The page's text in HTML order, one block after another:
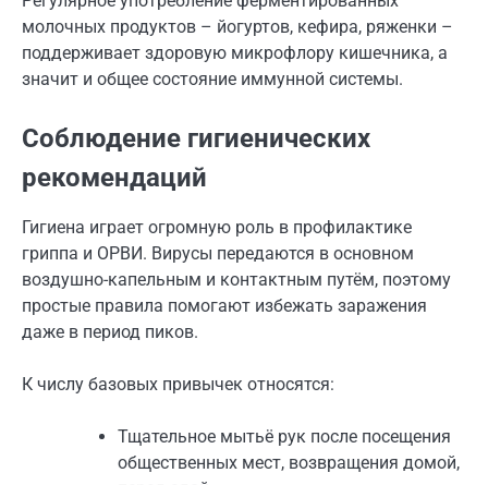
молочных продуктов – йогуртов, кефира, ряженки –
поддерживает здоровую микрофлору кишечника, а
значит и общее состояние иммунной системы.
Соблюдение гигиенических
рекомендаций
Гигиена играет огромную роль в профилактике
гриппа и ОРВИ. Вирусы передаются в основном
воздушно-капельным и контактным путём, поэтому
простые правила помогают избежать заражения
даже в период пиков.
К числу базовых привычек относятся:
Тщательное мытьё рук после посещения
общественных мест, возвращения домой,